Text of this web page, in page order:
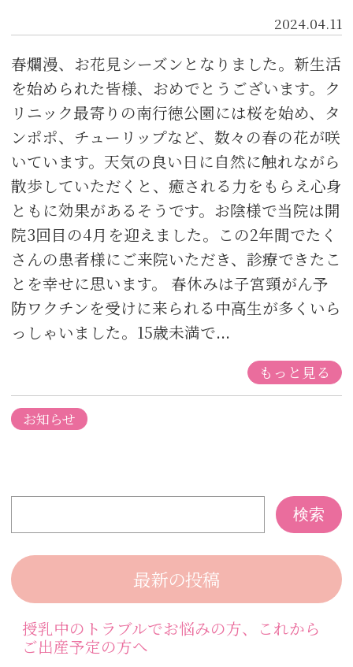
2024.04.11
春爛漫、お花見シーズンとなりました。新生活
を始められた皆様、おめでとうございます。ク
リニック最寄りの南行徳公園には桜を始め、タ
ンポポ、チューリップなど、数々の春の花が咲
いています。天気の良い日に自然に触れながら
散歩していただくと、癒される力をもらえ心身
ともに効果があるそうです。お陰様で当院は開
院3回目の4月を迎えました。この2年間でたく
さんの患者様にご来院いただき、診療できたこ
とを幸せに思います。 春休みは子宮頸がん予
防ワクチンを受けに来られる中高生が多くいら
っしゃいました。15歳未満で...
もっと見る
お知らせ
最新の投稿
授乳中のトラブルでお悩みの方、これから
ご出産予定の方へ